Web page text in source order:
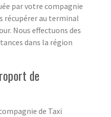
par votre compagnie
récupérer au terminal
Nous effectuons des
dans la région
de
de Taxi